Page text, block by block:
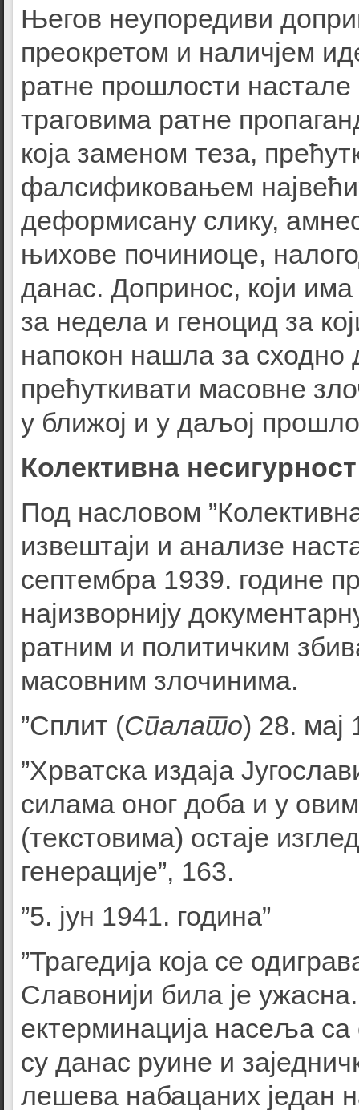
Његов неупоредиви
преокретом и наличјем
ратне прошлости
траговима ратне
која заменом теза,
фалсификовањем
деформисану слику,
њихове починиоце,
данас. Допринос, који
за недела и геноцид за
напокон нашла за сходно
прећуткивати масовне
у ближој и у даљој
Колективна несигурност
Под насловом
извештаји и анализе
септембра 1939. године
најизворнију
ратним и политичким
масовним злочинима.
”Сплит (Спалато) 28. мај
”Хрватска издаја
силама оног доба и у
(текстовима) остаје
генерације”, 163.
”5. јун 1941. година”
”Трагедија која се
Славонији била је
ектерминација насеља са
су данас руине и
лешева набацаних један